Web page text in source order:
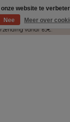
kadootjes GRATIS in!
vanaf 65€.
website te
Nee
Meer over